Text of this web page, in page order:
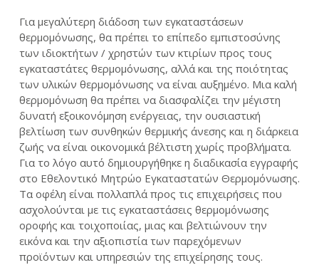
Για μεγαλύτερη διάδοση των εγκαταστάσεων
θερμομόνωσης, θα πρέπει το επίπεδο εμπιστοσύνης
των ιδιοκτήτων / χρηστών των κτιρίων προς τους
εγκαταστάτες θερμομόνωσης, αλλά και της ποιότητας
των υλικών θερμομόνωσης να είναι αυξημένο. Μια καλή
θερμομόνωση θα πρέπει να διασφαλίζει την μέγιστη
δυνατή εξοικονόμηση ενέργειας, την ουσιαστική
βελτίωση των συνθηκών θερμικής άνεσης και η διάρκεια
ζωής να είναι οικονομικά βέλτιστη χωρίς προβλήματα.
Για το λόγο αυτό δημιουργήθηκε η διαδικασία εγγραφής
στο Εθελοντικό Μητρώο Εγκαταστατών Θερμομόνωσης.
Τα οφέλη είναι πολλαπλά προς τις επιχειρήσεις που
ασχολούνται με τις εγκαταστάσεις θερμομόνωσης
οροφής και τοιχοποιίας, μιας και βελτιώνουν την
εικόνα και την αξιοπιστία των παρεχόμενων
προϊόντων και υπηρεσιών της επιχείρησης τους.